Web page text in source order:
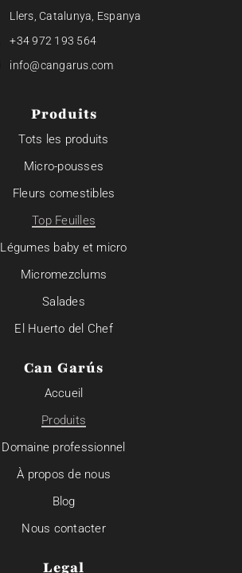
Llers, Catalunya, Espanya
+34 972 193 564
info@cangarus.com
Produits
Tots les produits
Micro-pousses
Fleurs comestibles
Top Feuilles
Légumes baby et micro
Micromezclums
Salades
El Huerto del Chef
Can Garús
Accueil
Produits
Domaine professionnel
À propos de nous
Blog
Nous contacter
Legal